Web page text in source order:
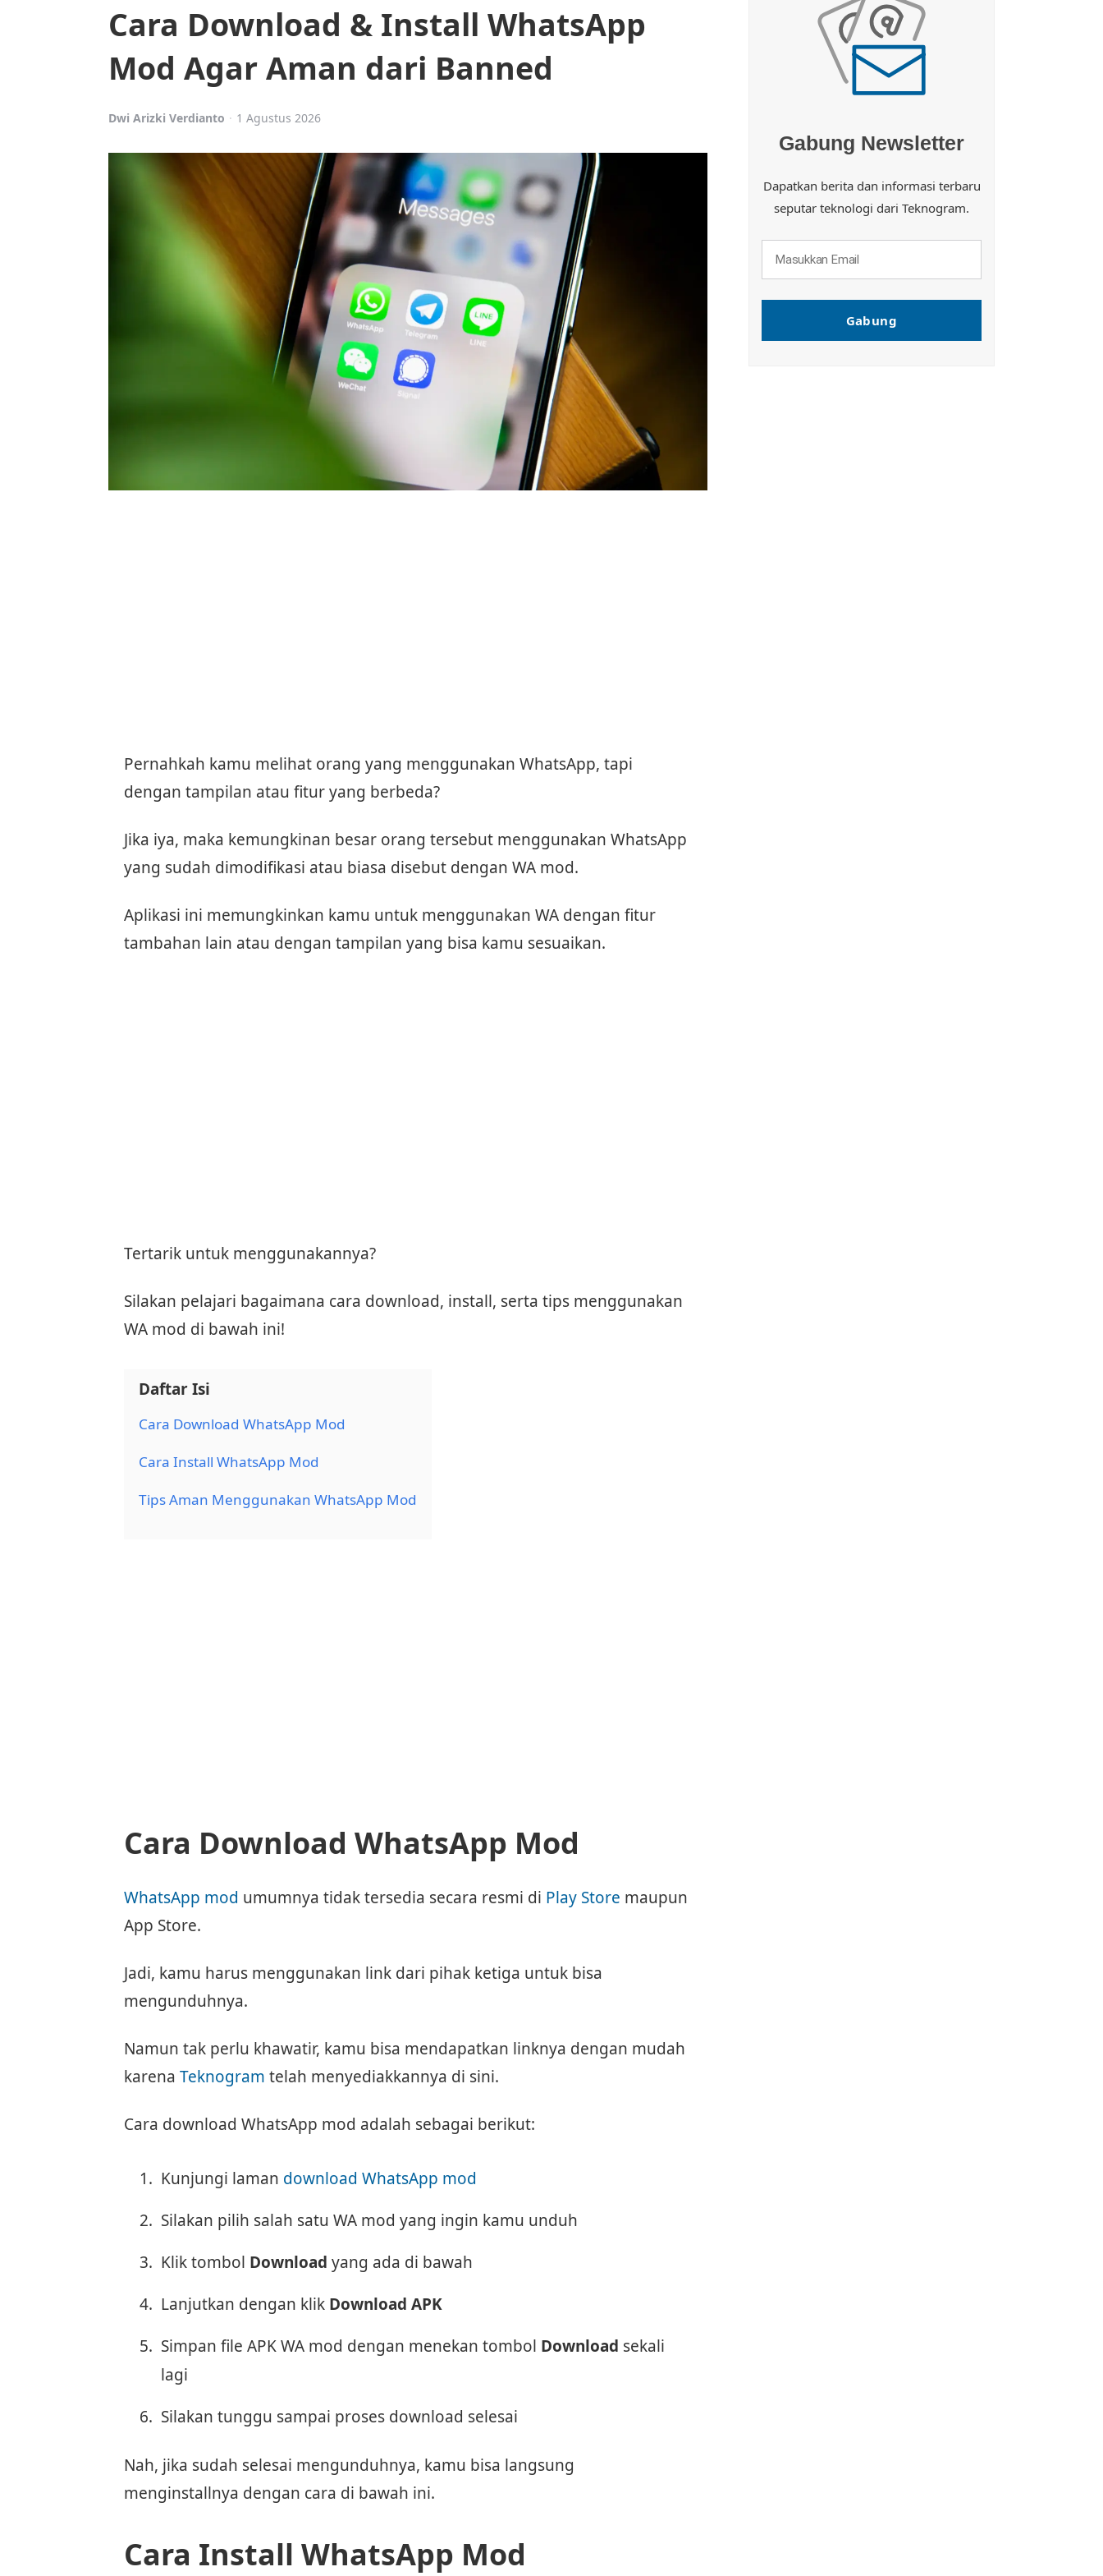
Cara Download & Install WhatsApp
Mod Agar Aman dari Banned
Posted
Dwi Arizki Verdianto 1 Agustus 2026
Pernahkah kamu melihat orang yang menggunakan WhatsApp, tapi
dengan tampilan atau fitur yang berbeda?
Jika iya, maka kemungkinan besar orang tersebut menggunakan WhatsApp
yang sudah dimodifikasi atau biasa disebut dengan WA mod.
Aplikasi ini memungkinkan kamu untuk menggunakan WA dengan fitur
tambahan lain atau dengan tampilan yang bisa kamu sesuaikan.
Tertarik untuk menggunakannya?
Silakan pelajari bagaimana cara download, install, serta tips menggunakan
WA mod di bawah ini!
Daftar Isi
Cara Download WhatsApp Mod
Cara Install WhatsApp Mod
Tips Aman Menggunakan WhatsApp Mod
Cara Download WhatsApp Mod
WhatsApp mod umumnya tidak tersedia secara resmi di Play Store maupun
App Store.
Jadi, kamu harus menggunakan link dari pihak ketiga untuk bisa
mengunduhnya.
Namun tak perlu khawatir, kamu bisa mendapatkan linknya dengan mudah
karena Teknogram telah menyediakkannya di sini.
Cara download WhatsApp mod adalah sebagai berikut:
Kunjungi laman download WhatsApp mod
Silakan pilih salah satu WA mod yang ingin kamu unduh
Klik tombol Download yang ada di bawah
Lanjutkan dengan klik Download APK
Simpan file APK WA mod dengan menekan tombol Download sekali
lagi
Silakan tunggu sampai proses download selesai
Nah, jika sudah selesai mengunduhnya, kamu bisa langsung
menginstallnya dengan cara di bawah ini.
Cara Install WhatsApp Mod
Gabung Newsletter
Dapatkan berita dan informasi terbaru
seputar teknologi dari Teknogram.